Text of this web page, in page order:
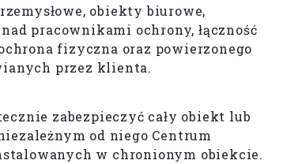
obiekty biurowe,
pracownikami ochrony, łączność
fizyczna oraz powierzonego
przez klienta.
zabezpieczyć cały obiekt lub
od niego Centrum
w chronionym obiekcie.